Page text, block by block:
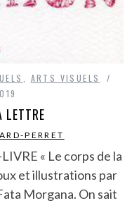
ARTS VISUELS
LETTRE
PERRET
« Le corps de la
et illustrations par
Morgana. On sait